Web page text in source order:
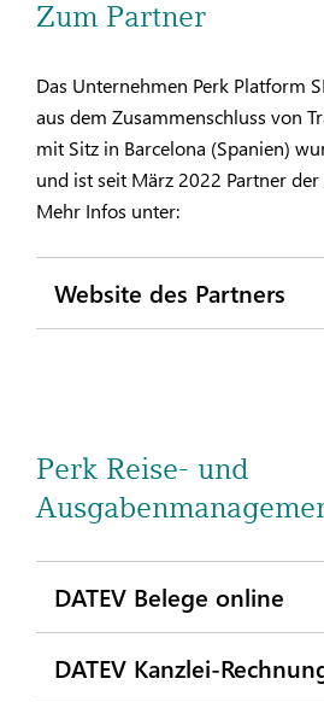
Zum Partner
Das Unternehmen Perk Platform
aus dem Zusammenschluss von
mit Sitz in Barcelona (Spanien)
und ist seit März 2022 Partner der
Mehr Infos unter:
Website des Partners
Perk Reise- und
DATEV Belege online
DATEV Kanzlei-